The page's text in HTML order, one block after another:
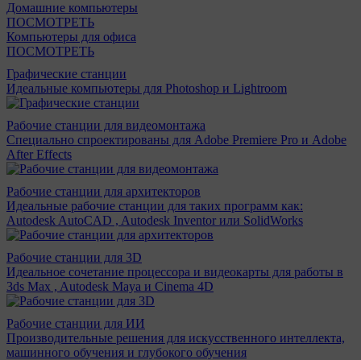
Домашние компьютеры
ПОСМОТРЕТЬ
Компьютеры для офиса
ПОСМОТРЕТЬ
Графические станции
Идеальные компьютеры для Photoshop и Lightroom
Рабочие станции для видеомонтажа
Специально спроектированы для Adobe Premiere Pro и Adobe
After Effects
Рабочие станции для архитекторов
Идеальные рабочие станции для таких программ как:
Autodesk AutoCAD , Autodesk Inventor или SolidWorks
Рабочие станции для 3D
Идеальное сочетание процессора и видеокарты для работы в
3ds Max , Autodesk Maya и Cinema 4D
Рабочие станции для ИИ
Производительные решения для искусственного интеллекта,
машинного обучения и глубокого обучения